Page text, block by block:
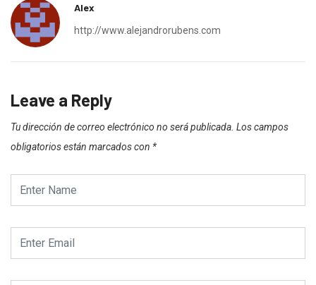
Alex
http://www.alejandrorubens.com
Leave a Reply
Tu dirección de correo electrónico no será publicada. Los campos
obligatorios están marcados con *